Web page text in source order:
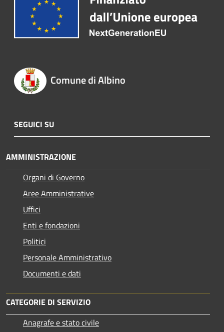
Comune di Albino
SEGUICI SU
AMMINISTRAZIONE
Organi di Governo
Aree Amministrative
Uffici
Enti e fondazioni
Politici
Personale Amministrativo
Documenti e dati
CATEGORIE DI SERVIZIO
Anagrafe e stato civile